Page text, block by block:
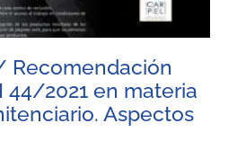
Recomendación
44/2021 en materia
Aspectos